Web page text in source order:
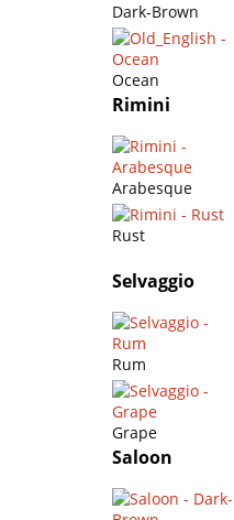
Dark-Brown
Ocean
Rimini
Arabesque
Rust
Selvaggio
Rum
Grape
Saloon